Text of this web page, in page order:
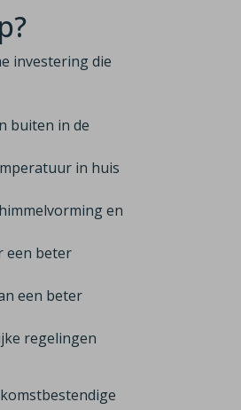
investering die
buiten in de
in huis
en
een beter
een beter
regelingen